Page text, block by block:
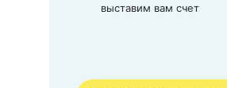
выставим вам счет